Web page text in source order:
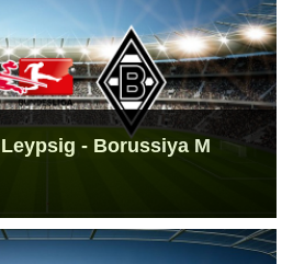
- Borussiya M